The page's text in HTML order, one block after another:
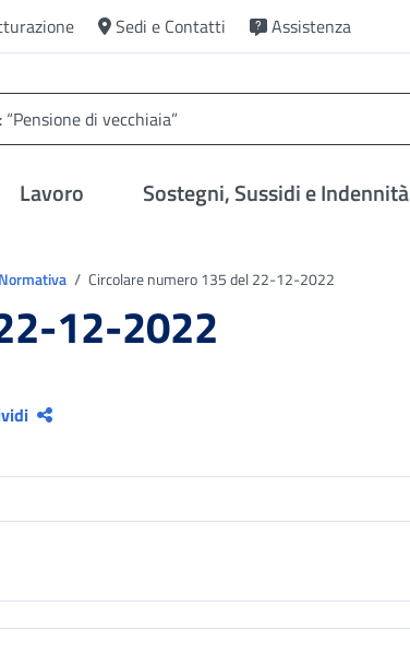
Sedi e Contatti Assistenza
Lavoro Sostegni, Sussidi e Indennità
Circolare numero 135 del 22-12-2022
12-2022